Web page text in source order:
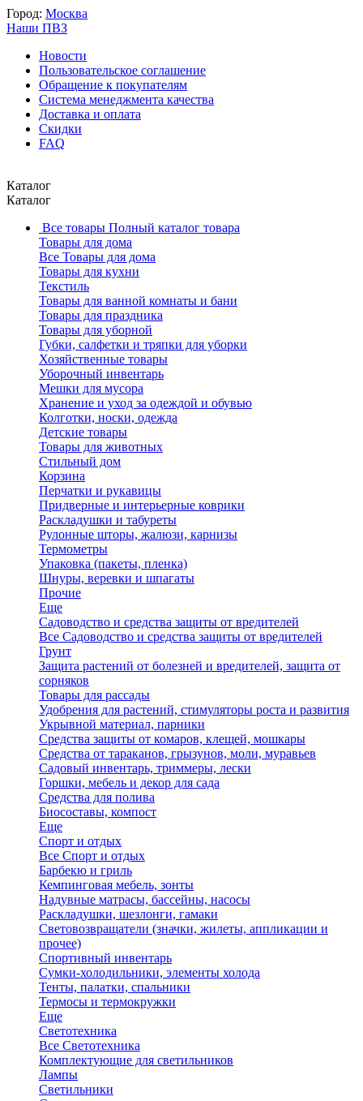
Город: Москва
Наши ПВЗ
Новости
Пользовательское соглашение
Обращение к покупателям
Система менеджмента качества
Доставка и оплата
Скидки
FAQ
Каталог
Каталог
Все товары Полный каталог товара
Товары для дома
Все Товары для дома
Товары для кухни
Текстиль
Товары для ванной комнаты и бани
Товары для праздника
Товары для уборной
Губки, салфетки и тряпки для уборки
Хозяйственные товары
Уборочный инвентарь
Мешки для мусора
Хранение и уход за одеждой и обувью
Колготки, носки, одежда
Детские товары
Товары для животных
Стильный дом
Корзина
Перчатки и рукавицы
Придверные и интерьерные коврики
Раскладушки и табуреты
Рулонные шторы, жалюзи, карнизы
Термометры
Упаковка (пакеты, пленка)
Шнуры, веревки и шпагаты
Прочие
Еще
Садоводство и средства защиты от вредителей
Все Садоводство и средства защиты от вредителей
Грунт
Защита растений от болезней и вредителей, защита от
сорняков
Товары для рассады
Удобрения для растений, стимуляторы роста и развития
Укрывной материал, парники
Средства защиты от комаров, клещей, мошкары
Средства от тараканов, грызунов, моли, муравьев
Садовый инвентарь, триммеры, лески
Горшки, мебель и декор для сада
Средства для полива
Биосоставы, компост
Еще
Спорт и отдых
Все Спорт и отдых
Барбекю и гриль
Кемпинговая мебель, зонты
Надувные матрасы, бассейны, насосы
Раскладушки, шезлонги, гамаки
Световозвращатели (значки, жилеты, аппликации и
прочее)
Спортивный инвентарь
Сумки-холодильники, элементы холода
Тенты, палатки, спальники
Термосы и термокружки
Еще
Светотехника
Все Светотехника
Комплектующие для светильников
Лампы
Светильники